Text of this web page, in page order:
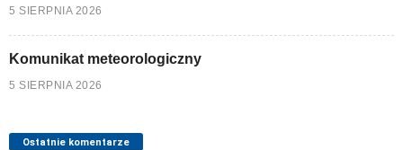
5 SIERPNIA 2026
Komunikat meteorologiczny
5 SIERPNIA 2026
Ostatnie komentarze